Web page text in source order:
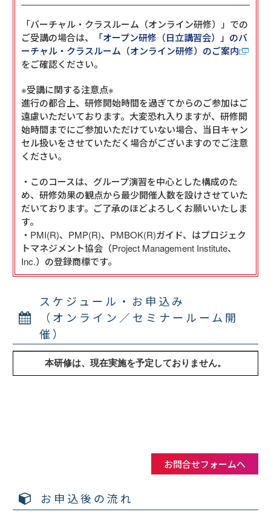
「バーチャル・クラスルーム（オンライン研修）」での
ご受講の場合は、
「オープン研修（日立講習会）」のバ
ーチャル・クラスルーム（オンライン研修）のご案内
をご確認ください。
※受講に関する注意点※
進行の都合上、研修開始時間を過ぎてからのご参加はご
遠慮いただいております。大変恐れ入りますが、研修開
始時間までにご参加いただけていない場合、当日キャン
セル扱いをさせていただく場合がございますのでご注意
ください。
・このコースは、グループ演習を中心とした構成のた
め、研修効果の観点から最少開催人数を設けさせていた
だいております。ご了承のほどよろしくお願いいたしま
す。
・PMI(R)、PMP(R)、PMBOK(R)ガイド、はプロジェク
トマネジメント協会（Project Management Institute、
Inc.）の登録商標です。
スケジュール・お申込み
（オンライン／セミナールーム開
催）
お問合せフォームへ
お申込後の流れ